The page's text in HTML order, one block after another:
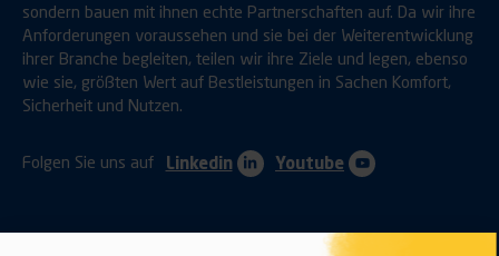
sondern bauen mit ihnen echte Partnerschaften auf. Da wir ihre
Anforderungen voraussehen und sie bei der Weiterentwicklung
ihrer Branche begleiten, teilen wir ihre Ziele und legen, ebenso
wie sie, größten Wert auf Bestleistungen in Sachen Komfort,
Sicherheit und Nutzen.
Folgen Sie uns auf Linkedin Youtube